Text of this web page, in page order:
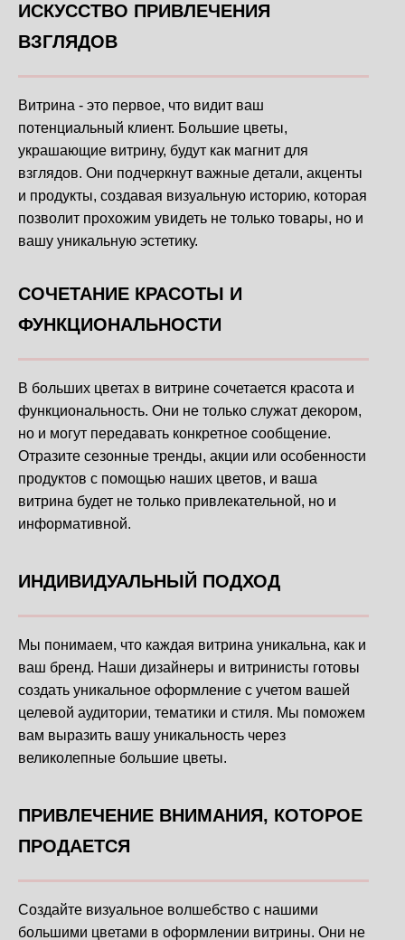
ИСКУССТВО ПРИВЛЕЧЕНИЯ
ВЗГЛЯДОВ
Витрина - это первое, что видит ваш
потенциальный клиент. Большие цветы,
украшающие витрину, будут как магнит для
взглядов. Они подчеркнут важные детали, акценты
и продукты, создавая визуальную историю, которая
позволит прохожим увидеть не только товары, но и
вашу уникальную эстетику.
СОЧЕТАНИЕ КРАСОТЫ И
ФУНКЦИОНАЛЬНОСТИ
В больших цветах в витрине сочетается красота и
функциональность. Они не только служат декором,
но и могут передавать конкретное сообщение.
Отразите сезонные тренды, акции или особенности
продуктов с помощью наших цветов, и ваша
витрина будет не только привлекательной, но и
информативной.
ИНДИВИДУАЛЬНЫЙ ПОДХОД
Мы понимаем, что каждая витрина уникальна, как и
ваш бренд. Наши дизайнеры и витринисты готовы
создать уникальное оформление с учетом вашей
целевой аудитории, тематики и стиля. Мы поможем
вам выразить вашу уникальность через
великолепные большие цветы.
ПРИВЛЕЧЕНИЕ ВНИМАНИЯ, КОТОРОЕ
ПРОДАЕТСЯ
Создайте визуальное волшебство с нашими
большими цветами в оформлении витрины. Они не